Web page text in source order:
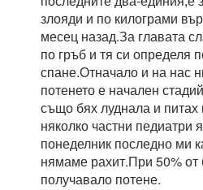
злояди и по килограми
месец назад.За главата
по гръб и тя си определя
спане.Отначало и на нас
потенето е начален
също бях луднала и питах
няколко частни педиатри
понеделник последно ми
нямаме рахит.При 50% от
получавало потене.